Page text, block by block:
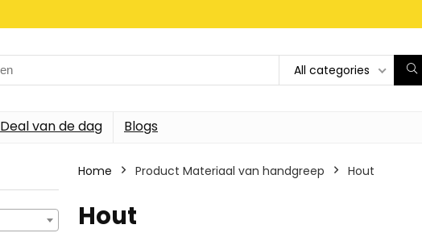
All categories
Deal van de dag Blogs
Home Product Materiaal van handgreep ‎Hout
‎Hout